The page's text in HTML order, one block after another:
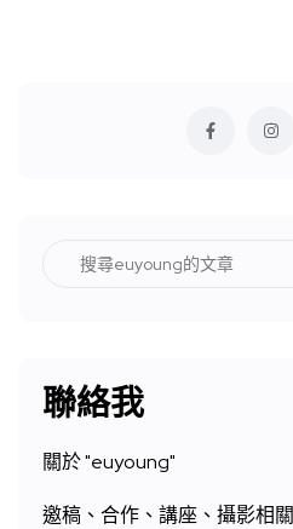
聯絡我
關於 "euyoung"
邀稿、合作、講座、攝影相